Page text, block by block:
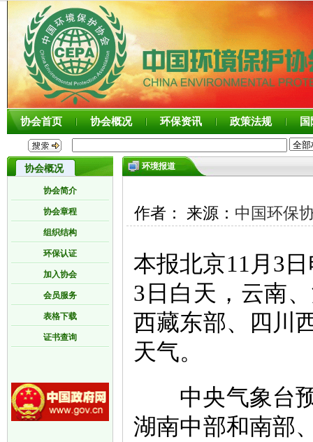
协会首页 协会概况 环保资讯 政策法规
协会概况
协会简介
协会章程
组织结构
环保认证
加入协会
会员服务
表格下载
证书查询
环境报道
作者： 来源： 中国环保
本报北京11月3
3日白天，云南
西藏东部、四川
天气。
中央气象台预
湖南中部和南部